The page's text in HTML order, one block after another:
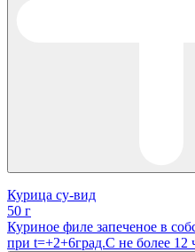
Курица су-вид
50 г
Куриное филе запеченое в
при t=+2+6град.С не более 12